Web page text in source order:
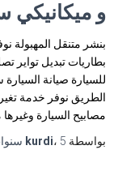
و ميكانيكي
بنشر متنقل المهبولة
بطاريات تبديل تواير
للسيارة صيانة
الطريق نوفر خدمة
مصابيح السيارة
بواسطة
kurdi، 5 سنوات